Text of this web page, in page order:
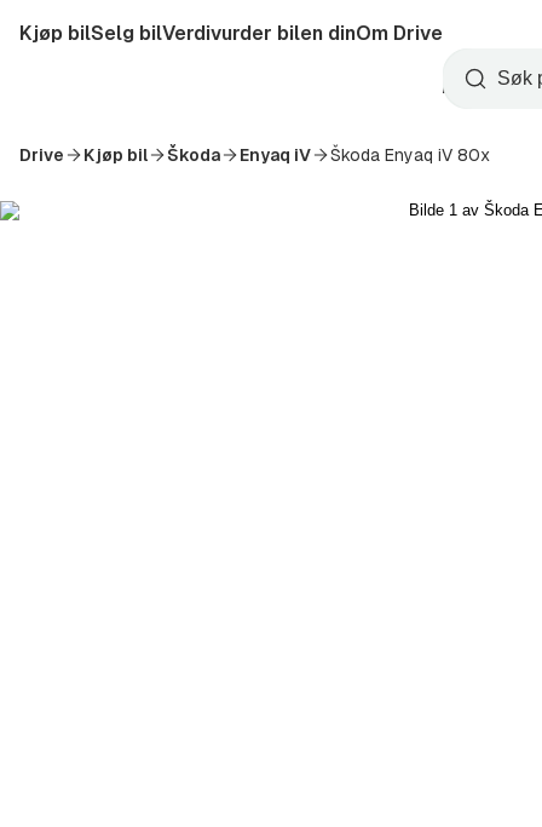
til
Startside
Kjøp bilSelg bilVerdivurder bilen dinOm Drive
Opprett
konto
Søk
Drive Kjøp bil Škoda Enyaq iV Škoda Enyaq iV 80x